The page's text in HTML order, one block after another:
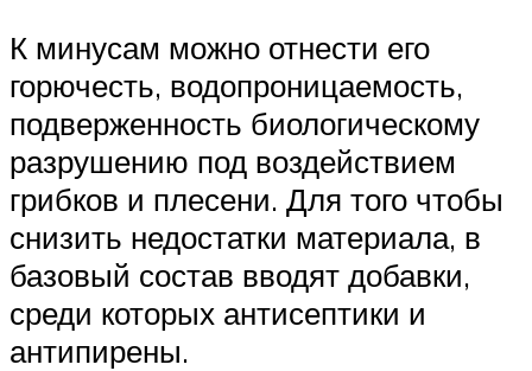
К минусам можно отнести его
горючесть, водопроницаемость,
подверженность биологическому
разрушению под воздействием
грибков и плесени. Для того чтобы
снизить недостатки материала, в
базовый состав вводят добавки,
среди которых антисептики и
антипирены.